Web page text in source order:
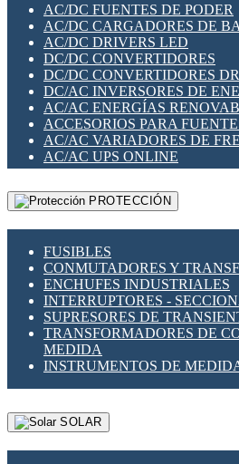
SWITCH Y MICROSWITCH
TARJETAS PI
UNIÓN Y DERIVACIÓN DE
PLACAS MODULARES IOT
SWITCHES Y REDES WIFI
SOLUCIONES IOT
SOLUCIONES LORAWAN
SOLUCIONES RED
SEGURIDAD PARA REDES
SWITCHES LAN
TELEFONÍA IP (VOIP)
VIGILANCIA IP (CCTV)
MESHTASTIC
AC/DC FUENTES DE PODER
AC/DC CARGADORES DE
AC/DC DRIVERS LED
DC/DC CONVERTIDORES
DC/DC CONVERTIDORES
DC/AC INVERSORES DE
AC/AC ENERGÍAS
ACCESORIOS PARA
AC/AC VARIADORES DE
AC/AC UPS ONLINE
PROTECCIÓN
FUSIBLES
CONMUTADORES Y
ENCHUFES INDUSTRIALES
INTERRUPTORES -
SUPRESORES DE
TRANSFORMADORES DE
MEDIDA
INSTRUMENTOS DE
SOLAR